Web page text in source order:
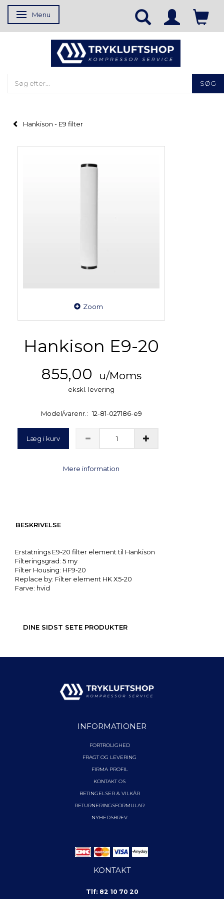
Skifte navigation
Menu
SØG
Hankison - E9 filter
Zoom
Hankison E9-20
855,00 u/Moms
ekskl. levering
Model/varenr.: 12-81-027186-e9
Læg i kurv
Mere information
BESKRIVELSE
Erstatnings E9-20 filter element til Hankison
Filteringsgrad: 5 my
Filter Housing: HF9-20
Replace by: Filter element HK X5-20
Farve: hvid
DINE SIDST SETE PRODUKTER
INFORMATIONER
FORTROLIGHED
FRAGT OG LEVERING
FIRMA PROFIL
KONTAKT OS
BETINGELSER & VILKÅR
RETURNERINGSFORMULAR
NYHEDSBREV
KONTAKT
Tlf: 82 10 70 20